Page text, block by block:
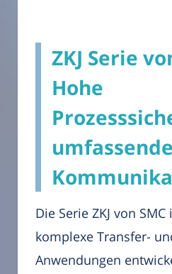
ZKJ Serie
Hohe
umfassende
Die Serie ZKJ von
komplexe Transfer-
Anwendungen